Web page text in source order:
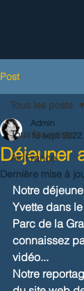
Post
Tous les posts
Air France
Tous les posts
Déjeuner
Admin
16 sept. 2022
Dernière mise à
Notre
Yvette dans
Parc de la
connaissez
vidéo...
Notre